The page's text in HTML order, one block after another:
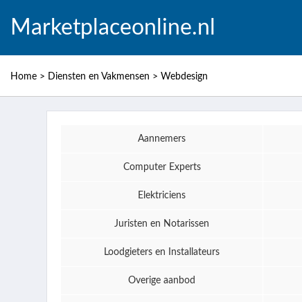
Marketplaceonline.nl
Home > Diensten en Vakmensen > Webdesign
Aannemers
Computer Experts
Elektriciens
Juristen en Notarissen
Loodgieters en Installateurs
Overige aanbod